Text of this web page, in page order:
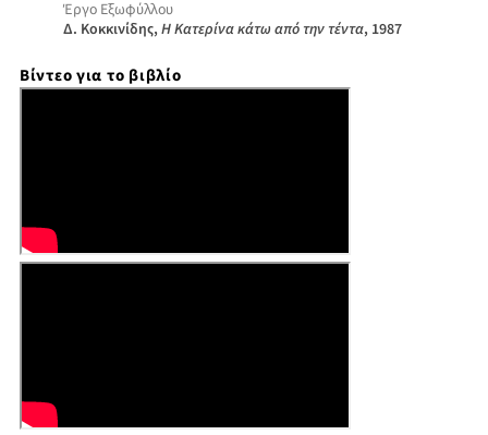
Έργο Εξωφύλλου
Δ. Κοκκινίδης,Η Κατερίνα κάτω από την τέντα, 1987
Βίντεο για το βιβλίο